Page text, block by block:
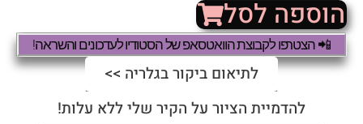
הוספה לסל
📲 הצטרפו לקבוצת הוואטסאפ של הסטודיו לעדכונים והשראה!
לתיאום ביקור בגלריה >>
להדמיית הציור על הקיר שלי ללא עלות!